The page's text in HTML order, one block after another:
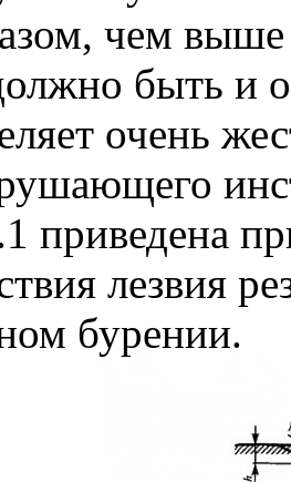
чем
быть и
очень
приведена
лезвия
бурении.